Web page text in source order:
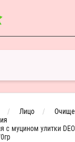
Лицо
с муцином улитки